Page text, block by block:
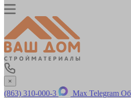
×
(863) 310-000-3 Max Telegram